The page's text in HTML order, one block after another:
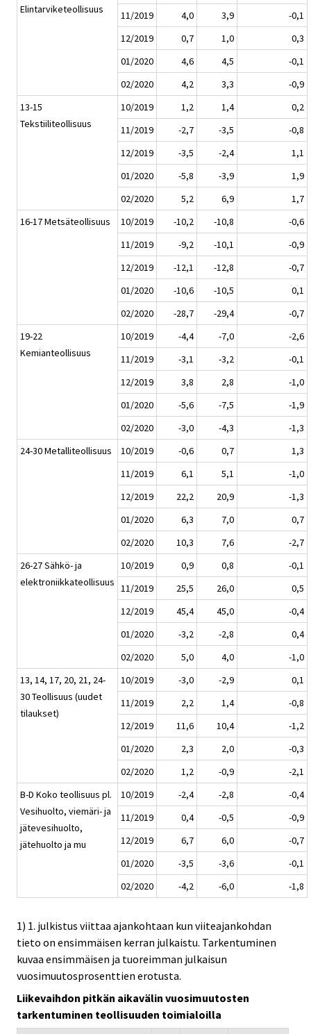
Elintarviketeollisuus
11/2019
4,0 3,9
-0,1
12/2019
0,7 1,0
0,3
01/2020
4,6 4,5
-0,1
02/2020
4,2 3,3
-0,9
13-15
Tekstiiliteollisuus
10/2019 1,2 1,4
0,2
11/2019
-2,7 -3,5
-0,8
12/2019
-3,5 -2,4
1,1
01/2020
-5,8 -3,9
1,9
02/2020
5,2 6,9
1,7
16-17 Metsäteollisuus
10/2019 -10,2 -10,8
-0,6
11/2019
-9,2 -10,1
-0,9
12/2019
-12,1 -12,8
-0,7
01/2020
-10,6 -10,5
0,1
02/2020
-28,7 -29,4
-0,7
19-22
Kemianteollisuus
10/2019 -4,4 -7,0
-2,6
11/2019
-3,1 -3,2
-0,1
12/2019
3,8 2,8
-1,0
01/2020
-5,6 -7,5
-1,9
02/2020
-3,0 -4,3
-1,3
24-30 Metalliteollisuus
10/2019 -0,6 0,7
1,3
11/2019
6,1 5,1
-1,0
12/2019
22,2 20,9
-1,3
01/2020
6,3 7,0
0,7
02/2020
10,3 7,6
-2,7
26-27 Sähkö- ja
elektroniikkateollisuus
10/2019 0,9 0,8
-0,1
11/2019
25,5 26,0
0,5
12/2019
45,4 45,0
-0,4
01/2020
-3,2 -2,8
0,4
02/2020
5,0 4,0
-1,0
13, 14, 17, 20, 21, 24-
30 Teollisuus (uudet
tilaukset)
10/2019 -3,0 -2,9
0,1
11/2019
2,2 1,4
-0,8
12/2019
11,6 10,4
-1,2
01/2020
2,3 2,0
-0,3
02/2020
1,2 -0,9
-2,1
B-D Koko teollisuus pl.
Vesihuolto, viemäri- ja
jätevesihuolto,
jätehuolto ja mu
10/2019 -2,4 -2,8
-0,4
11/2019
0,4 -0,5
-0,9
12/2019
6,7 6,0
-0,7
01/2020
-3,5 -3,6
-0,1
02/2020
-4,2 -6,0 -1,8
1) 1. julkistus viittaa ajankohtaan kun viiteajankohdan
tieto on ensimmäisen kerran julkaistu. Tarkentuminen
kuvaa ensimmäisen ja tuoreimman julkaisun
vuosimuutosprosenttien erotusta.
Liikevaihdon pitkän aikavälin vuosimuutosten
tarkentuminen teollisuuden toimialoilla